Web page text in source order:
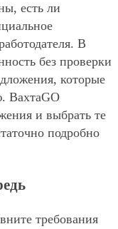
есть ли
В
без проверки
которые
ВахтаGO
и выбрать те
подробно
требования